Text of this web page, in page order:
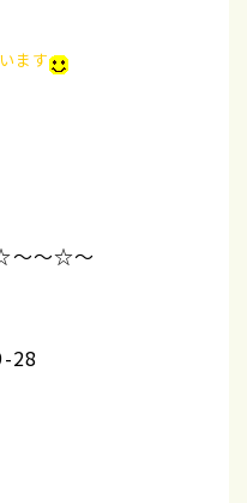
ます
～～☆～
28